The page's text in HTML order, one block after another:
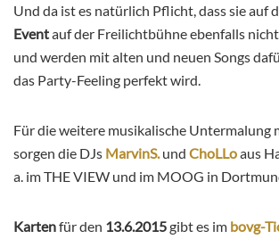
Und da ist es natürlich Pflicht, dass sie auf
Eventauf der Freilichtbühne ebenfalls
und werden mit alten und neuen Songs
das Party-Feeling perfekt wird.
Für die weitere musikalische Untermalung
sorgen die DJs MarvinS. und ChoLLoaus
a. im THE VIEW und im MOOG in
Kartenfür den 13.6.2015gibt es im bovg-